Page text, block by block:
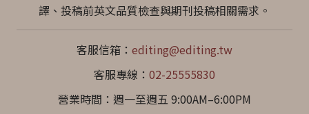
譯、投稿前英文品質檢查與期刊投稿相關需求。
客服信箱： editing@editing.tw
客服專線： 02-25555830
營業時間：週一至週五 9:00AM–6:00PM